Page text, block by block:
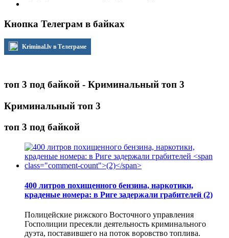
Кнопка Телеграм в байках
Kriminal.lv в Телеграме
топ 3 под байкой - Криминальный топ 3
Криминальный топ 3
топ 3 под байкой
400 литров похищенного бензина, наркотики,
краденые номера: в Риге задержали грабителей (2)
Полицейские рижского Восточного управления
Госполиции пресекли деятельность криминального
дуэта, поставившего на поток воровство топлива.